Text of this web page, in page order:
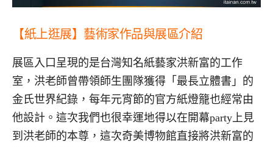
【紙上逛展】藝術家作品與展區介紹
展區入口呈現的是台灣知名紙藝家洪新富的工作
室，洪老師曾帶領師生團隊獲得「最長立體書」的
金氏世界紀錄，每年元宵節的官方紙燈籠也經常由
他設計。這次我們也很幸運地得以在開幕party上見
到洪老師的本尊，這次奇美博物館直接將洪新富的